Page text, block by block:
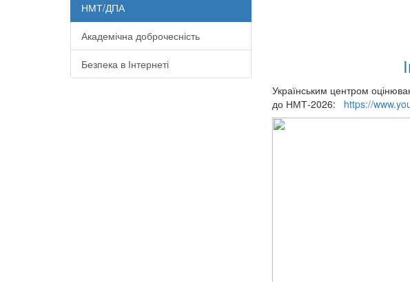
НМТ/ДПА
Академічна доброчесність
Безпека в Інтернеті
Українським центром
до НМТ-2026: https://